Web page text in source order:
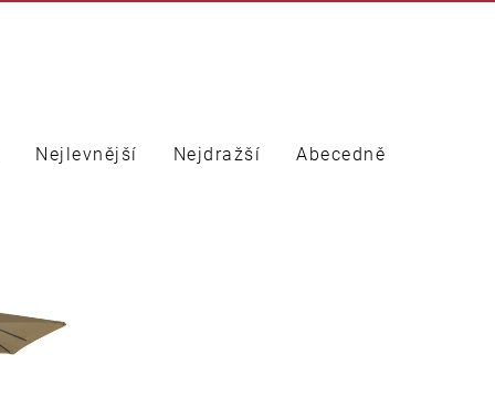
Nejlevnější Nejdražší Abecedně